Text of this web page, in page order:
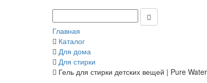
Главная
Каталог
Для дома
Для стирки
Гель для стирки детских вещей | Pure Water